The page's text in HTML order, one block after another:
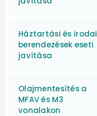
Háztartási és irodai
berendezések eseti
javítása
Olajmentesítés a
MFAV és M3
vonalakon